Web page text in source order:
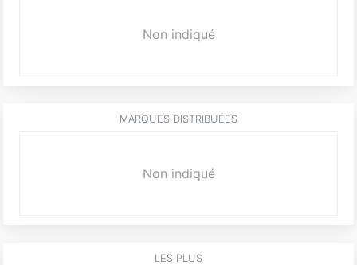
Non indiqué
MARQUES DISTRIBUÉES
Non indiqué
LES PLUS